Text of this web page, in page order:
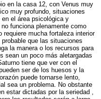
en la casa 12, con Venus muy
muy profundo, situaciones
el área psicológica y
funciona plenamente como
mucha fortaleza interior
que las situaciones
la manera o los recursos para
sean un poco más aletargadas
tiene que ver con el
ser de los huesos y la
puede tornarse lento,
sea un problema. No obstante
estar dictadas por la seriedad ,